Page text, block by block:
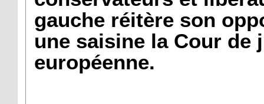
gauche réitère son
une saisine la Cour de
européenne.